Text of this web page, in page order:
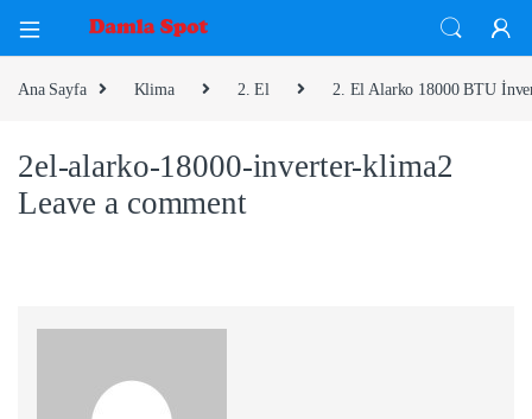
Ana Sayfa Klima 2. El 2. El Alarko 18000 BTU
2el-alarko-18000-inverter-klima2
Leave a comment